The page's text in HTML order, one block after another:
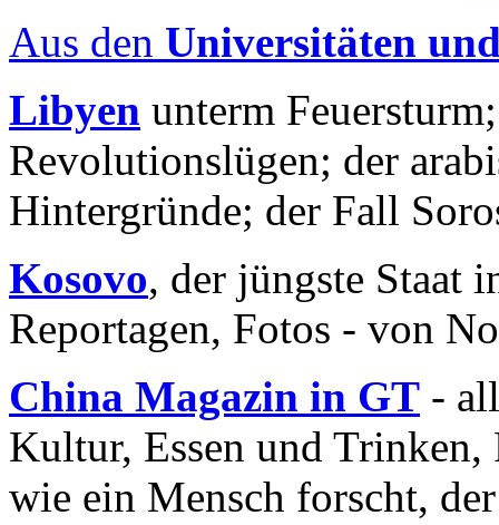
Aus den Universitäten
Libyen unterm
Revolutionslügen; der
Hintergründe; der Fall
Kosovo, der jüngste Staat
Reportagen, Fotos - von
China Magazin in GT -
Kultur, Essen und
wie ein Mensch forscht,